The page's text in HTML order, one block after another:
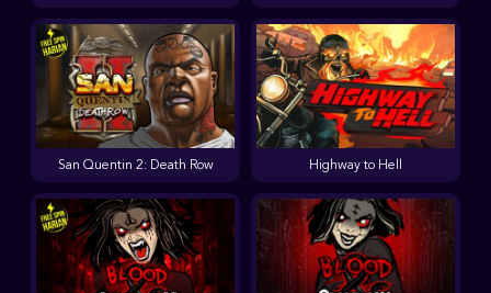
Highway to Hell
San Quentin 2: Death Row